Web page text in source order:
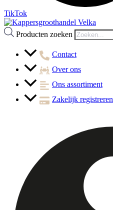
TikTok
Producten zoeken
Contact
Over ons
Ons assortiment
Zakelijk registreren